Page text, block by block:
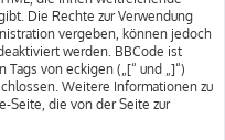
Die Rechte zur Verwendung
vergeben, können jedoch
werden. BBCode ist
von eckigen („[“ und „]“)
Weitere Informationen zu
Seite, die von der Seite zur